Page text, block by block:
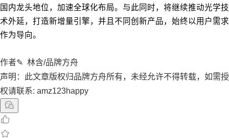
国内龙头地位，加速全球化布局。与此同时，将继续推动光学技
术外延，打造新增量引擎，并且不同创新产品，始终以用户需求
作为导向。
作者✎ 林含/品牌方舟
声明：此文章版权归品牌方舟所有，未经允许不得转载，如需授
权请联系: amz123happy